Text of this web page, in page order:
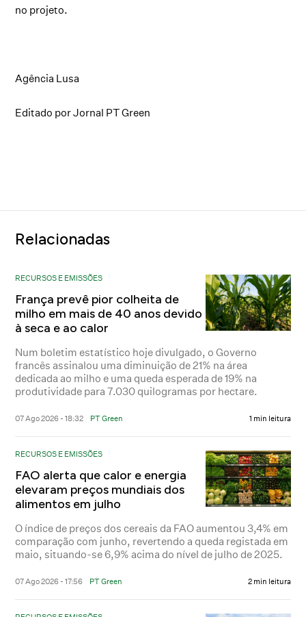
no projeto.
Agência Lusa
Editado por Jornal PT Green
Relacionadas
RECURSOS E EMISSÕES
França prevê pior colheita de
milho em mais de 40 anos devido
à seca e ao calor
Num boletim estatístico hoje divulgado, o Governo
francês assinalou uma diminuição de 21% na área
dedicada ao milho e uma queda esperada de 19% na
produtividade para 7.030 quilogramas por hectare.
07 Ago 2026 - 18:32 PT Green 1 min leitura
RECURSOS E EMISSÕES
FAO alerta que calor e energia
elevaram preços mundiais dos
alimentos em julho
O índice de preços dos cereais da FAO aumentou 3,4% em
comparação com junho, revertendo a queda registada em
maio, situando-se 6,9% acima do nível de julho de 2025.
07 Ago 2026 - 17:56 PT Green 2 min leitura